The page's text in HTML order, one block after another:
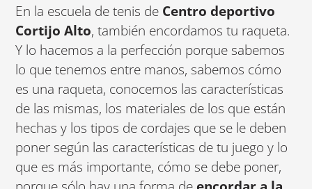
En la escuela de tenis de Centro deportivo
Cortijo Alto, también encordamos tu raqueta.
Y lo hacemos a la perfección porque sabemos
lo que tenemos entre manos, sabemos cómo
es una raqueta, conocemos las características
de las mismas, los materiales de los que están
hechas y los tipos de cordajes que se le deben
poner según las características de tu juego y lo
que es más importante, cómo se debe poner,